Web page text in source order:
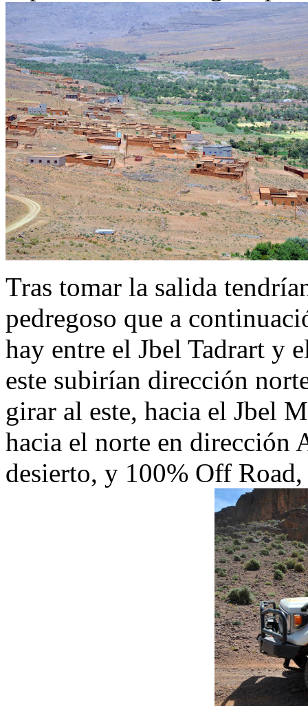
Tras tomar la salida
pedregoso que a
hay entre el Jbel Tadrart y
este subirían dirección
girar al este, hacia el Jbel
hacia el norte en dirección
desierto, y 100% Off